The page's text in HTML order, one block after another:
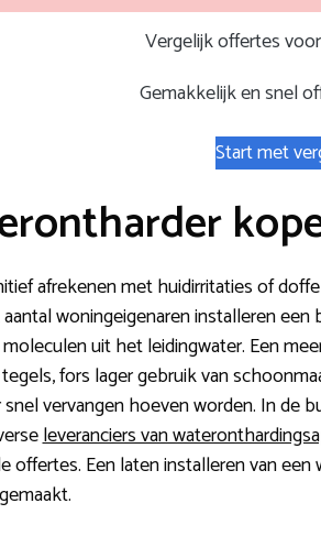
Vergelijk offertes
Gemakkelijk en snel
Start met
afrekenen met huidirritaties of
woningeigenaren installeren
uit het leidingwater. Een
fors lager gebruik van
vervangen hoeven worden. In de
leveranciers van
offertes. Een laten installeren van